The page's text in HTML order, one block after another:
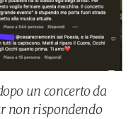
un concerto da
non rispondendo